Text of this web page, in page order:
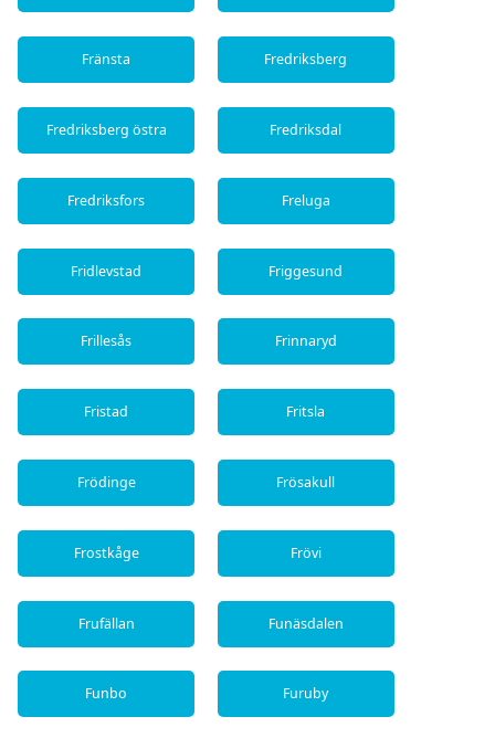
Fränsta Fredriksberg
Fredriksberg östra Fredriksdal
Fredriksfors Freluga
Fridlevstad Friggesund
Frillesås Frinnaryd
Fristad Fritsla
Frödinge Frösakull
Frostkåge Frövi
Frufällan Funäsdalen
Funbo Furuby